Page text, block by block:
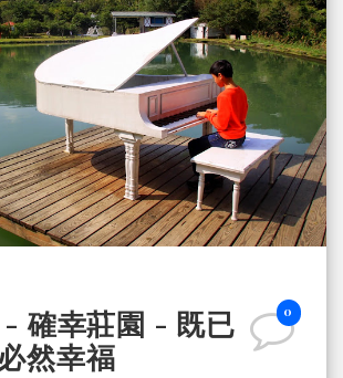
0
確幸莊園 - 既已
然幸福